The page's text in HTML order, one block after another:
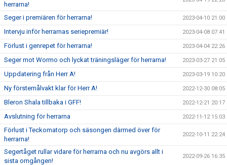
herrarna!
Seger i premiären för herrarna! 2023-04-10 21:00
Intervju inför herrarnas seriepremiär! 2023-04-08 07:41
Förlust i genrepet för herrarna! 2023-04-04 22:26
Seger mot Wormo och lyckat träningsläger för herrarna! 2023-03-27 21:05
Uppdatering från Herr A! 2023-03-19 10:20
Ny förstemålvakt klar för Herr A! 2022-12-30 08:05
Bleron Shala tillbaka i GFF! 2022-12-21 20:17
Avslutning för herrarna 2022-11-12 15:03
Förlust i Teckomatorp och säsongen därmed över för
herrarna!
2022-10-11 22:24
Segertåget rullar vidare för herrarna och nu avgörs allt i
sista omgången!
2022-09-26 16:35